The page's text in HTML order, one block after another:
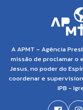
A APMT – Agência
missão de proclamar o
Jesus, no poder do
coordenar e
IPB -